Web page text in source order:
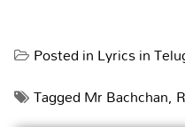
Posted inLyrics in
TaggedMr Bachchan,